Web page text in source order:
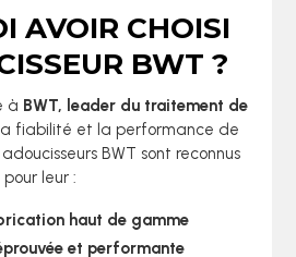
AVOIR CHOISI
BWT ?
à BWT, leader du traitement de
fiabilité et la performance de
BWT sont reconnus
pour leur :
haut de gamme
et performante